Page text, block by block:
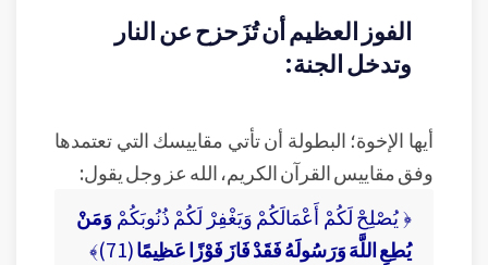
الفوز العظيم أن تُزَحزح عن النار
وتدخل الجنة:
أيها الإخوة؛ البطولة أن تأتي مقاييسك التي تعتمدها
وفق مقاييس القرآن الكريم، الله عز وجل يقول:
﴿ يُصْلِحْ لَكُمْ أَعْمَالَكُمْ وَيَغْفِرْ لَكُمْ ذُنُوبَكُمْ وَمَنْ
يُطِعِ اللَّهَ وَرَسُولَهُ فَقَدْ فَازَ فَوْزًا عَظِيمًا(71)﴾